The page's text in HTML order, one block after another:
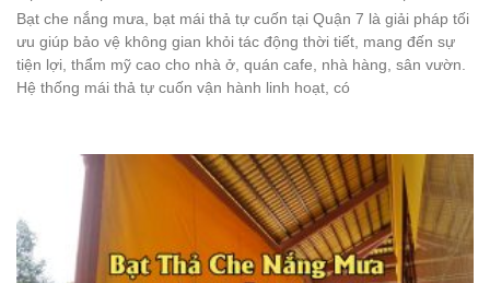
Bạt che nắng mưa, bạt mái thả tự cuốn tại Quận 7 là giải pháp tối
ưu giúp bảo vệ không gian khỏi tác động thời tiết, mang đến sự
tiện lợi, thẩm mỹ cao cho nhà ở, quán cafe, nhà hàng, sân vườn.
Hệ thống mái thả tự cuốn vận hành linh hoạt, có